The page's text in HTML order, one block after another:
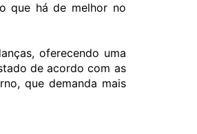
que há de melhor no
oferecendo uma
de acordo com as
que demanda mais